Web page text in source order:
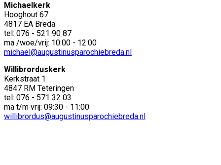
Michaelkerk
Hooghout 67
4817 EA Breda
tel: 076 - 521 90 87
ma /woe/vrij: 10:00 - 12:00
michael@augustinusparochiebreda.nl
Willibrorduskerk
Kerkstraat 1
4847 RM Teteringen
tel: 076 - 571 32 03
ma t/m vrij: 09:30 - 11:00
willibrordus@augustinusparochiebreda.nl